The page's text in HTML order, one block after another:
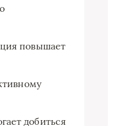
повышает
добиться